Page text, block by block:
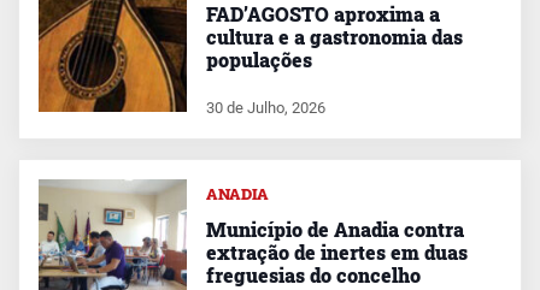
FAD’AGOSTO aproxima a
cultura e a gastronomia das
populações
30 de Julho, 2026
ANADIA
Município de Anadia contra
extração de inertes em duas
freguesias do concelho